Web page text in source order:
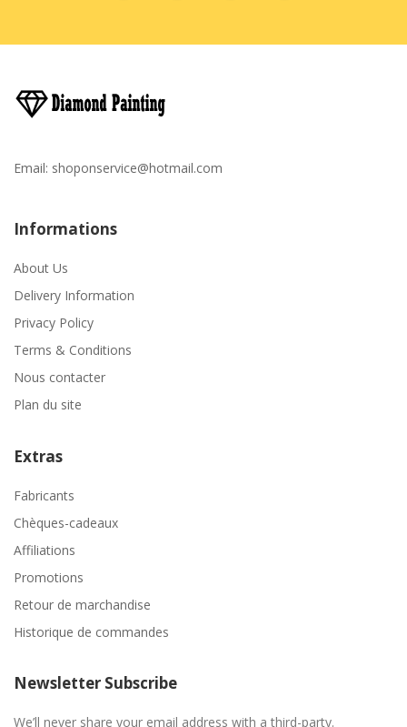
Email: shoponservice@hotmail.com
Informations
About Us
Delivery Information
Privacy Policy
Terms & Conditions
Nous contacter
Plan du site
Extras
Fabricants
Chèques-cadeaux
Affiliations
Promotions
Retour de marchandise
Historique de commandes
Newsletter Subscribe
We’ll never share your email address with a third-party.